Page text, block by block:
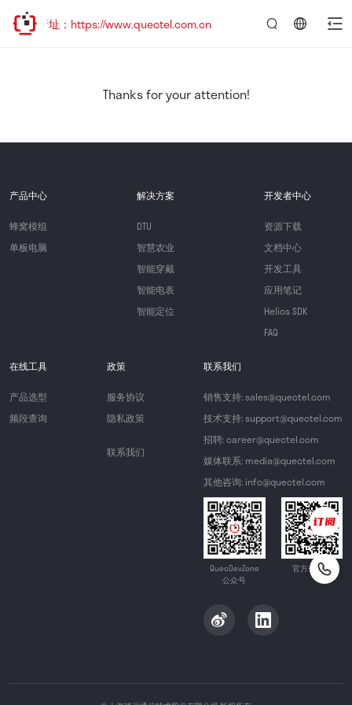
访问新址：https://www.quectel.com.cn
Thanks for your attention!
产品中心
蜂窝模组
单板电脑
解决方案
DTU
智慧农业
智能穿戴
智能电表
智能定位
开发者中心
资源下载
文档中心
开发工具
应用笔记
Helios SDK
FAQ
在线工具
产品选型
频段查询
政策
服务协议
隐私政策
联系我们
联系我们
销售支持: sales@quectel.com
技术支持: support@quectel.com
招聘: career@quectel.com
媒体联系: media@quectel.com
其他咨询: info@quectel.com
QuecDevZone
公众号
官方公众号